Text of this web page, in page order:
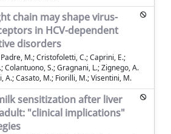
chain may shape virus-
in HCV-dependent
disorders
M.; Cristofoletti, C.; Caprini, E.;
Colantuono, S.; Gragnani, L.; Zignego, A.
A.; Casato, M.; Fiorilli, M.; Visentini, M.
sensitization after liver
"clinical implications"